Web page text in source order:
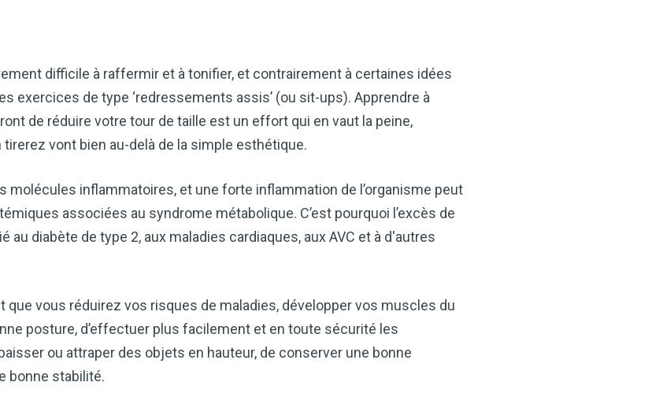
difficile à raffermir et à tonifier, et contrairement à certaines idées
exercices de type ‘redressements assis’ (ou sit-ups). Apprendre à
de réduire votre tour de taille est un effort qui en vaut la peine,
vont bien au-delà de la simple esthétique.
molécules inflammatoires, et une forte inflammation de l’organisme peut
associées au syndrome métabolique. C’est pourquoi l’excès de
diabète de type 2, aux maladies cardiaques, aux AVC et à d'autres
que vous réduirez vos risques de maladies, développer vos muscles du
posture, d’effectuer plus facilement et en toute sécurité les
ou attraper des objets en hauteur, de conserver une bonne
bonne stabilité.